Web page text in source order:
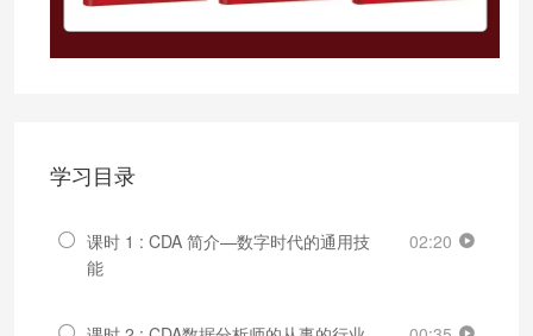
学习目录
课时 1 : CDA 简介—数字时代的通用技
能
02:20